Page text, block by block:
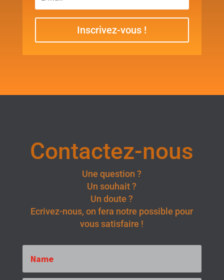
Inscrivez-vous !
Contactez-nous
Une question ?
Un souhait ?
Un doute ?
Ecrivez-nous, on fera notre possible pour
vous satisfaire !